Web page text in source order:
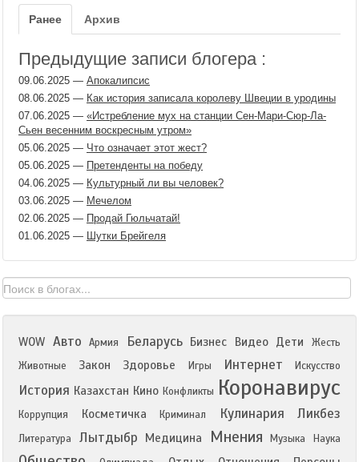
Ранее Архив
Предыдущие записи блогера :
09.06.2025 — Апокалипсис
08.06.2025 — Как история записала королеву Швеции в уродины
07.06.2025 — «Истребление мух на станции Сен-Мари-Сюр-Ла-
Сьен весенним воскресным утром»
05.06.2025 — Что означает этот жест?
05.06.2025 — Претенденты на победу
04.06.2025 — Культурный ли вы человек?
03.06.2025 — Мечелом
02.06.2025 — Продай Гюльчатай!
01.06.2025 — Шутки Брейгеля
WOW Авто Армия Беларусь Бизнес Видео Дети
Жесть
Животные
Закон Здоровье Игры Интернет Искусство
История Казахстан Кино Конфликты Коронавирус
Коррупция Косметичка Криминал Кулинария Ликбез
Литература Лытдыбр Медицина Мнения Музыка Наука